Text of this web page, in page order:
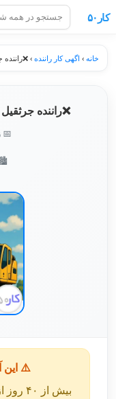
کار۵۰
خانه › اگهی کار راننده › ❌راننده
❌راننده
📅
🏙️
⚠️
بیش